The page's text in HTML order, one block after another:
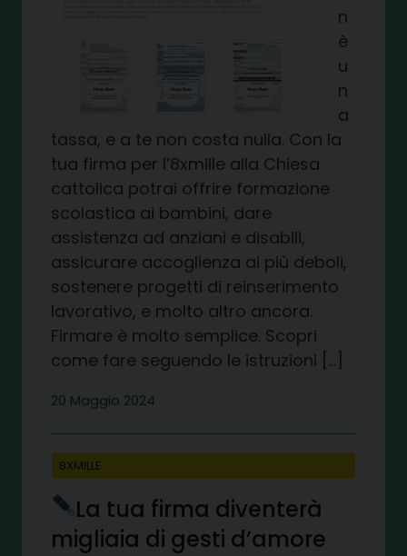
n
è
u
n
a
tassa, e a te non costa nulla. Con la
tua firma per l’8xmille alla Chiesa
cattolica potrai offrire formazione
scolastica ai bambini, dare
assistenza ad anziani e disabili,
assicurare accoglienza ai più deboli,
sostenere progetti di reinserimento
lavorativo, e molto altro ancora.
Firmare è molto semplice. Scopri
come fare seguendo le istruzioni […]
20 Maggio 2024
8XMILLE
La tua firma diventerà
migliaia di gesti d’amore